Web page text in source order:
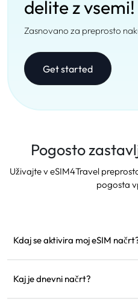
delite z vsemi!
Zasnovano za preprosto
Get started
Pogosto
Uživajte v eSIM4Travel
pogosta
Kdaj se aktivira moj eSIM
Priporočamo, da ga namestite
Kaj je dnevni načrt?